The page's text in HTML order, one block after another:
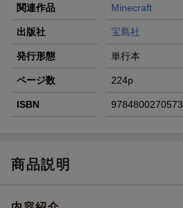
関連作品 Minecraft
出版社 宝島社
発行形態 単行本
ページ数 224p
ISBN 9784800270573
商品説明